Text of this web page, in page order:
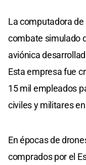
La computadora
combate simulado
aviónica
Esta empresa fue
15 mil empleados
civiles y militares
En épocas de
comprados por el